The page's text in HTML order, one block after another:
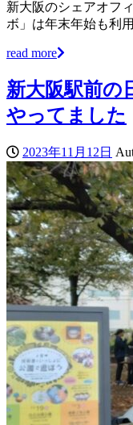
新大阪のシェアオフ
ボ」は年末年始も利
read more
新大阪駅前の
やってました
2023年11月12日